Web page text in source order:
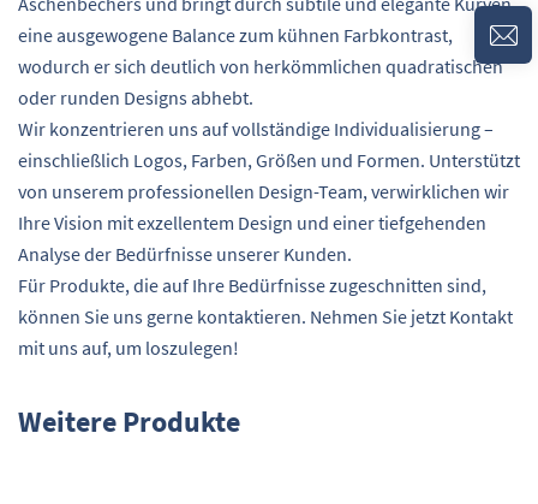
eine ausgewogene Balance zum kühnen Farbkontrast,
wodurch er sich deutlich von herkömmlichen quadratischen
oder runden Designs abhebt.
Wir konzentrieren uns auf vollständige Individualisierung –
einschließlich Logos, Farben, Größen und Formen. Unterstützt
von unserem professionellen Design-Team, verwirklichen wir
Ihre Vision mit exzellentem Design und einer tiefgehenden
Analyse der Bedürfnisse unserer Kunden.
Für Produkte, die auf Ihre Bedürfnisse zugeschnitten sind,
können Sie uns gerne kontaktieren. Nehmen Sie jetzt Kontakt
mit uns auf, um loszulegen!
Weitere Produkte